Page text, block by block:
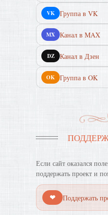
VK Группа в VK
MX Канал в MAX
DZ Канал в Дзен
OK Группа в OK
Если сайт оказался
поддержать проект и
❤ Поддержать